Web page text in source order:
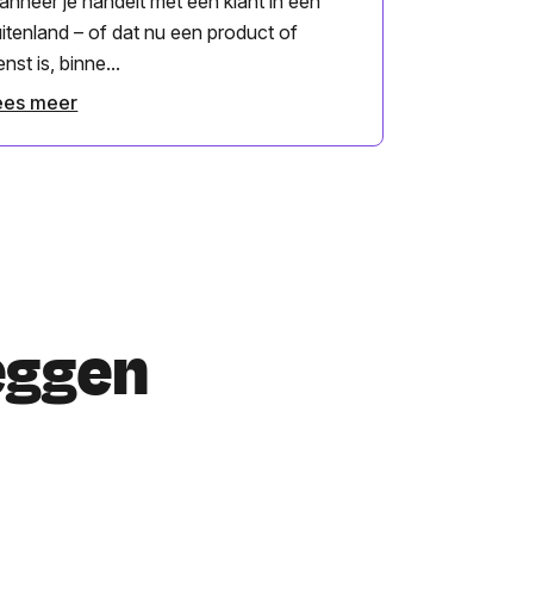
– of dat nu een product of
is, binne...
meer